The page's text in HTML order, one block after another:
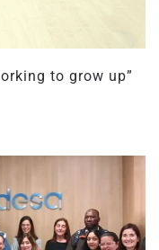
to grow up”